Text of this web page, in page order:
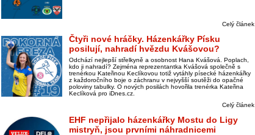
Celý článek
Čtyři nové hráčky. Házenkářky Písku
posilují, nahradí hvězdu Kvášovou?
Odchází nejlepší střelkyně a osobnost Hana Kvášová. Poplach,
kdo ji nahradí? Zejména reprezentantka Kvášová společně s
trenérkou Kateřinou Keclíkovou totiž vytáhly písecké házenkářky
z každoročního boje o záchranu v nejvyšší soutěži do opačné
poloviny tabulky. O nových posilách hovořila trenérka Kateřina
Keclíková pro iDnes.cz.
Celý článek
EHF nepřijalo házenkářky Mostu do Ligy
mistryň, jsou prvními náhradnicemi